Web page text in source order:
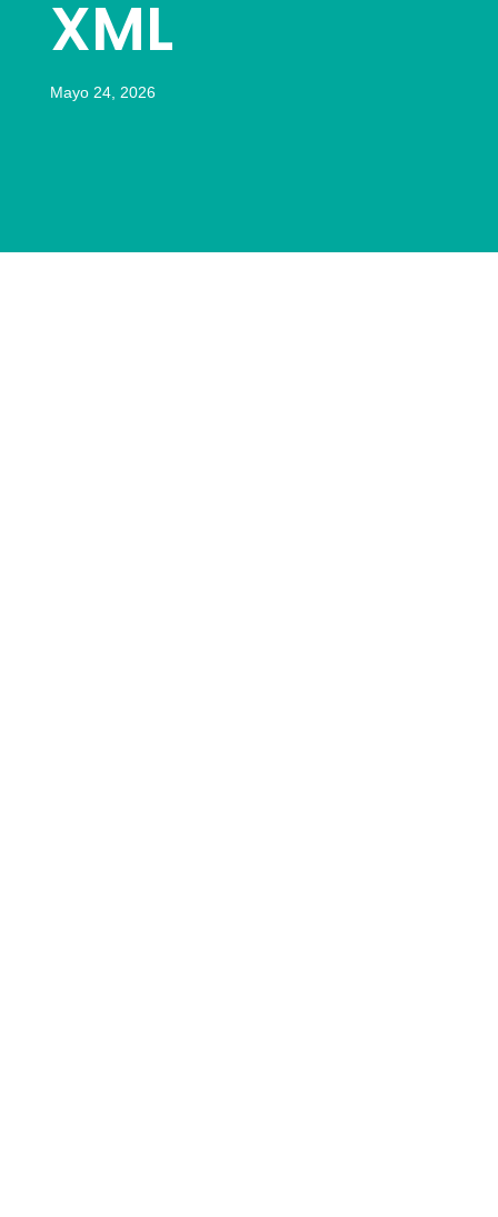
XML
Mayo 24, 2026